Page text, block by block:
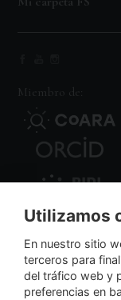
Miembro de:
Nodo Regional
NextGenerationEU
Utilizamos
En nuestro sitio
terceros para
del tráfico web y
preferencias en